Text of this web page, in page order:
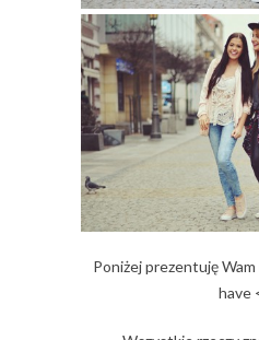
Poniżej prezentuję
have